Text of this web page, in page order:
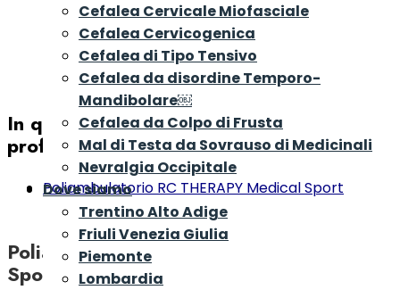
Cefalea Cervicale Miofasciale
Cefalea Cervicogenica
Cefalea di Tipo Tensivo
Cefalea da disordine Temporo-
Mandibolare￼
Cefalea da Colpo di Frusta
Mal di Testa da Sovrauso di Medicinali
Nevralgia Occipitale
Dove siamo
Trentino Alto Adige
Friuli Venezia Giulia
Piemonte
Lombardia
In questa città trovi i seguenti
professionisti o le seguenti sedi:
Poliambulatorio RC THERAPY Medical Sport
Center
Poliambulatorio RC THERAPY Medical
Sport Center